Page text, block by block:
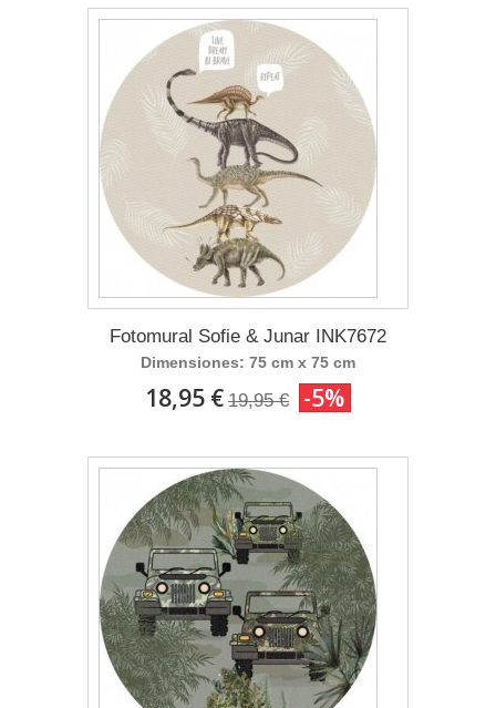
Fotomural Sofie & Junar INK7672
Dimensiones: 75 cm x 75 cm
18,95 € 19,95 € -5%